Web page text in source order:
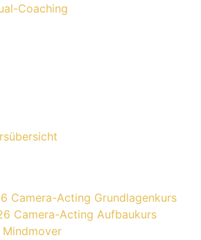
Coaching
Camera-Acting Grundlagenkurs
Camera-Acting Aufbaukurs